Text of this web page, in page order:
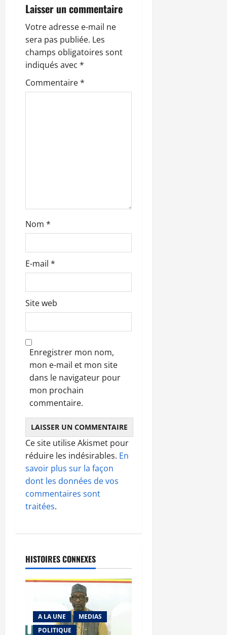
t
i
o
n
i
c
l
e
Laisser un commentaire
Votre adresse e-mail ne
sera pas publiée. Les
champs obligatoires sont
indiqués avec *
Commentaire*
Nom *
E-mail *
Site web
Enregistrer mon nom,
mon e-mail et mon site
dans le navigateur pour
mon prochain
commentaire.
Ce site utilise Akismet pour
réduire les indésirables. En
savoir plus sur la façon
dont les données de vos
commentaires sont
traitées.
HISTOIRES CONNEXES
A LA UNE
MEDIAS
POLITIQUE